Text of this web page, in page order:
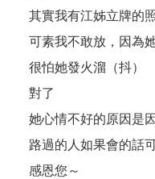
其實我有江姊立牌的
可素我不敢放，因為
很怕她發火溜（抖）
對了
她心情不好的原因是
路過的人如果會的話
感恩您～